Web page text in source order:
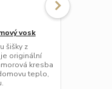
vosk
šišky z
originální
kresba
teplo,